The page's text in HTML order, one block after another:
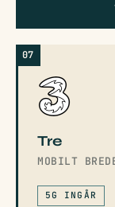
07
Tre
MOBILT
5G INGÅR